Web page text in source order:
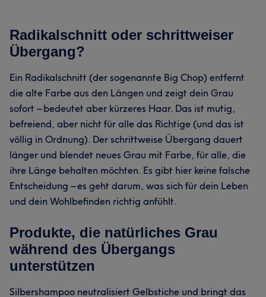
Radikalschnitt oder schrittweiser
Übergang?
Ein Radikalschnitt (der sogenannte Big Chop) entfernt
die alte Farbe aus den Längen und zeigt dein Grau
sofort – bedeutet aber kürzeres Haar. Das ist mutig,
befreiend, aber nicht für alle das Richtige (und das ist
völlig in Ordnung). Der schrittweise Übergang dauert
länger und blendet neues Grau mit Farbe, für alle, die
ihre Länge behalten möchten. Es gibt hier keine falsche
Entscheidung – es geht darum, was sich für dein Leben
und dein Wohlbefinden richtig anfühlt.
Produkte, die natürliches Grau
während des Übergangs
unterstützen
Silbershampoo neutralisiert Gelbstiche und bringt das